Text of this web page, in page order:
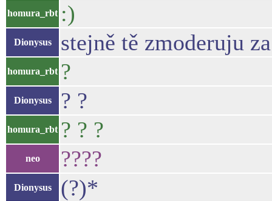
homura_rbt :)
Dionysus stejně tě zmoderuju
homura_rbt ?
Dionysus ? ?
homura_rbt ? ? ?
neo ????
Dionysus (?)*